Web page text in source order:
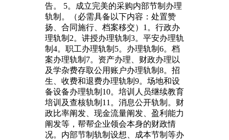
告。 5。成立完美的采购内部节制办理
轨制。（必需具备以下内容：处置赞
扬、合同施行、档案移交）1。行政办
理轨制2。讲授办理轨制3。平安办理轨
制4。职工办理轨制5。办理轨制6。档
案办理轨制7。资产办理、财政办理以
及学杂费存取公用账户办理轨制8。招
生、收费和退费办理轨制9。场地和设
备设备办理轨制10。培训人员继续教育
培训及查核轨制11。消息公开轨制。财
政比率阐发、现金流量阐发、盈利能力
阐发等，帮帮企业领会本身的财政情
况。内部节制轨制设想、成本节制等办